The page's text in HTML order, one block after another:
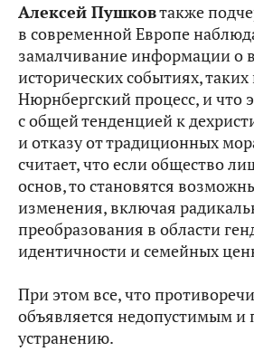
Алексей Пушковтакже
в современной Европе
замалчивание информации о
исторических событиях, таких
Нюрнбергский процесс, и что
с общей тенденцией к
и отказу от традиционных
считает, что если общество
основ, то становятся
изменения, включая
преобразования в области
идентичности и семейных
При этом все, что
объявляется недопустимым и
устранению.